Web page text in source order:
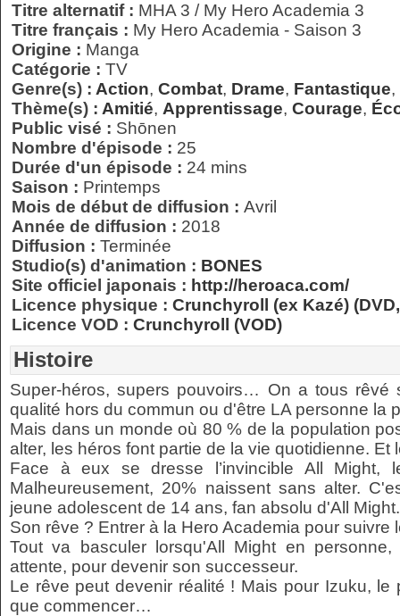
Titre alternatif : MHA 3 / My Hero Academia 3
Titre français : My Hero Academia - Saison 3
Origine : Manga
Catégorie : TV
Genre(s) : Action, Combat, Drame, Fantastique,
Thème(s) : Amitié, Apprentissage, Courage,
Public visé : Shōnen
Nombre d'épisode : 25
Durée d'un épisode : 24 mins
Saison : Printemps
Mois de début de diffusion : Avril
Année de diffusion : 2018
Diffusion : Terminée
Studio(s) d'animation : BONES
Site officiel japonais : http://heroaca.com/
Licence physique : Crunchyroll (ex Kazé)
Licence VOD : Crunchyroll (VOD)
Histoire
Super-héros, supers pouvoirs… On a tous rêvé
qualité hors du commun ou d'être LA personne la
Mais dans un monde où 80 % de la population
alter, les héros font partie de la vie quotidienne. Et
Face à eux se dresse l’invincible All Might,
Malheureusement, 20% naissent sans alter.
jeune adolescent de 14 ans, fan absolu d'All Might.
Son rêve ? Entrer à la Hero Academia pour suivre
Tout va basculer lorsqu'All Might en
attente, pour devenir son successeur.
Le rêve peut devenir réalité ! Mais pour Izuku, le
que commencer…